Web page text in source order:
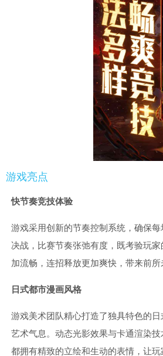
游戏亮点
快节奏竞技体验
游戏采用创新的节奏控制系统，确保
决战，比赛节奏张弛有度，既考验玩
加流畅，连招释放更加爽快，带来前所
日式都市漫画风格
游戏美术团队精心打造了独具特色的
艺术气息。动态光影效果与卡通渲染
都拥有精致的立绘和生动的表情，让